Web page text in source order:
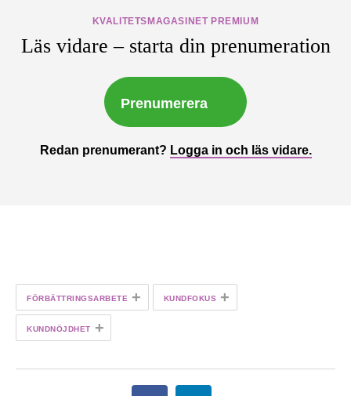
KVALITETSMAGASINET PREMIUM
Läs vidare – starta din prenumeration
Prenumerera
Redan prenumerant? Logga in och läs vidare.
FÖRBÄTTRINGSARBETE + KUNDFOKUS +
KUNDNÖJDHET +